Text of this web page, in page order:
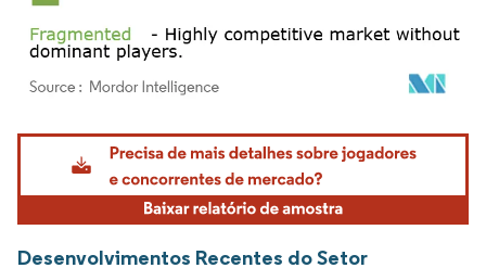
Imagem © Mordor Intelligence. O reuso requer atribuição conforme CC BY 4.0.
Desenvolvimentos Recentes do Setor